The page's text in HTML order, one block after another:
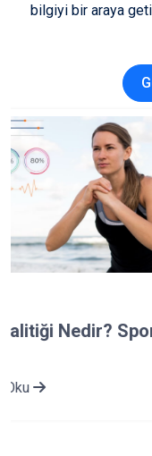
bilgiyi bir araya
Bağımlılık
Devamını Oku